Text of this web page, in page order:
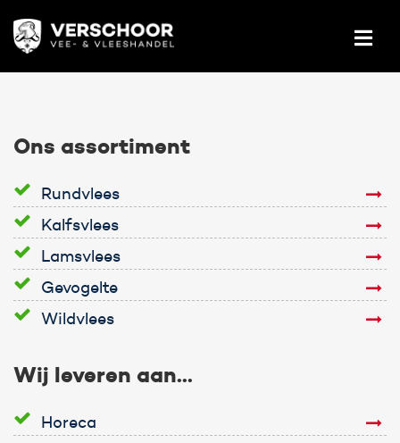
Ons assortiment
Rundvlees
Kalfsvlees
Lamsvlees
Gevogelte
Wildvlees
Wij leveren aan...
Horeca